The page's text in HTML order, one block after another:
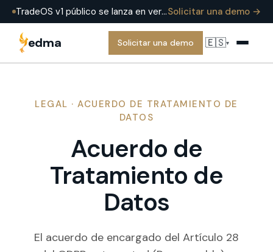
TradeOS v1 público se lanza en verano de 2026 — ya funcionando en producción en EDMA Group hoy. Solicite una demo para verlo en una operación real.Solicitar una demo →
edma Solicitar una demo 🇪🇸▾
LEGAL · ACUERDO DE TRATAMIENTO DE
DATOS
Acuerdo de
Tratamiento de
Datos
El acuerdo de encargado del Artículo 28